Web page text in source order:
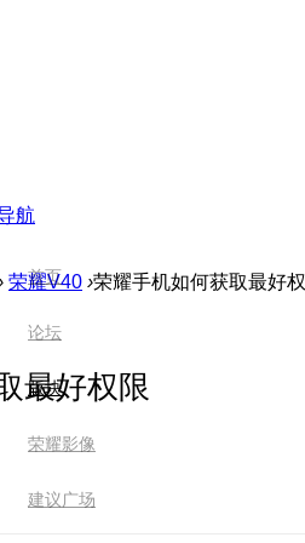
航
首页
论坛
版块
荣耀影像
建议广场
荣耀V40 ›荣耀手机如何获取最好
最好权限